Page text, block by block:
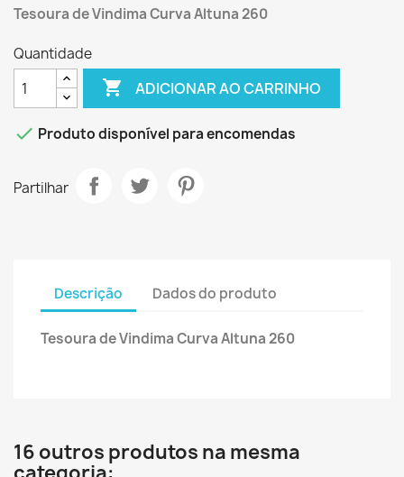
Tesoura de Vindima Curva Altuna 260
Quantidade
 ADICIONAR AO CARRINHO
 Produto disponível para encomendas
Partilhar
Descrição Dados do produto
Tesoura de Vindima Curva Altuna 260
16 outros produtos na mesma